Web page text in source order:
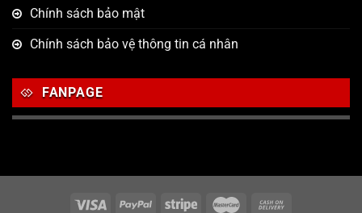
Chính sách bảo mật
Chính sách bảo vệ thông tin cá nhân
FANPAGE